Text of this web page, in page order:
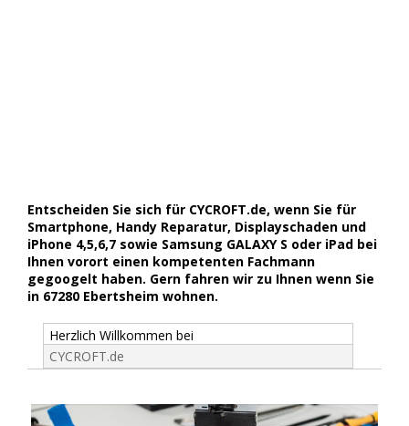
Entscheiden Sie sich für CYCROFT.de, wenn Sie für
Smartphone, Handy Reparatur, Displayschaden und
iPhone 4,5,6,7 sowie Samsung GALAXY S oder iPad bei
Ihnen vorort einen kompetenten Fachmann
gegoogelt haben. Gern fahren wir zu Ihnen wenn Sie
in 67280 Ebertsheim wohnen.
Herzlich Willkommen bei
CYCROFT.de